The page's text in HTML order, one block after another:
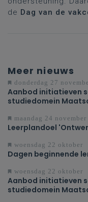
de Dag van de
Meer nieuws
donderdag 27
Aanbod initiatieven
studiedomein
maandag 24 november
Leerplandoel
woensdag 22 oktober
Dagen beginnende
woensdag 22 oktober
Aanbod initiatieven
studiedomein